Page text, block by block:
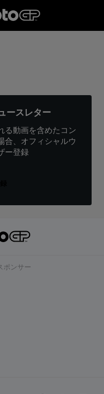
ースレター
る動画を含めたコン
合、オフィシャルウ
ー登録
ポンサー